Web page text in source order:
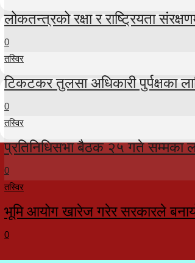
लोकतन्त्रको रक्षा र राष्ट्रियता
0
तस्विर
टिकटकर तुलसा अधिकारी पुर्पक्षका
0
तस्विर
प्रतिनिधिसभा बैठक २५ गते सम्मका
0
तस्विर
भूमि आयोग खारेज गरेर सरकारले
0